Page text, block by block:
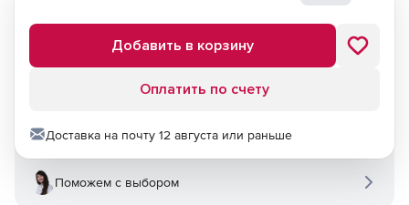
Добавить в корзину
Оплатить по счету
Доставка на почту 12 августа или раньше
Поможем с выбором